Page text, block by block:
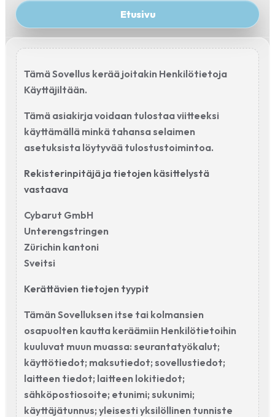
Etusivu
Tämä Sovellus kerää joitakin Henkilötietoja
Käyttäjiltään.
Tämä asiakirja voidaan tulostaa viitteeksi
käyttämällä minkä tahansa selaimen
asetuksista löytyvää tulostustoimintoa.
Rekisterinpitäjä ja tietojen käsittelystä
vastaava
Cybarut GmbH
Unterengstringen
Zürichin kantoni
Sveitsi
Kerättävien tietojen tyypit
Tämän Sovelluksen itse tai kolmansien
osapuolten kautta keräämiin Henkilötietoihin
kuuluvat muun muassa: seurantatyökalut;
käyttötiedot; maksutiedot; sovellustiedot;
laitteen tiedot; laitteen lokitiedot;
sähköpostiosoite; etunimi; sukunimi;
käyttäjätunnus; yleisesti yksilöllinen tunniste